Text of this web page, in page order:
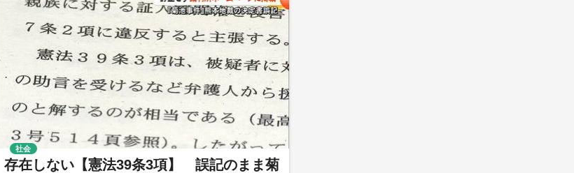
存在しない【憲法39条3項】 誤記のまま菊
社会